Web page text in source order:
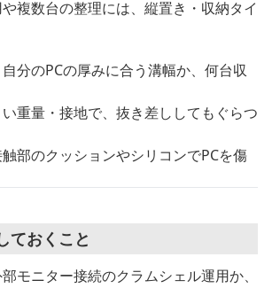
複数台の整理には、縦置き・収納タイ
自分のPCの厚みに合う溝幅か、何台収
い重量・接地で、抜き差ししてもぐらつ
触部のクッションやシリコンでPCを傷
ておくこと
モニター接続のクラムシェル運用か、